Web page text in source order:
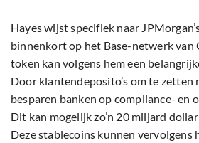
Hayes wijst specifiek naar
binnenkort op het Base-netwerk van
token kan volgens hem een
Door klantendeposito’s om te zetten
besparen banken op compliance- en
Dit kan mogelijk zo’n 20 miljard
Deze stablecoins kunnen vervolgens